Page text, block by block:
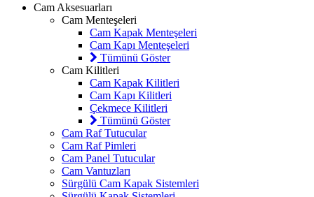
Cam Aksesuarları
Cam Menteşeleri
Cam Kapak Menteşeleri
Cam Kapı Menteşeleri
Tümünü Göster
Cam Kilitleri
Cam Kapak Kilitleri
Cam Kapı Kilitleri
Çekmece Kilitleri
Tümünü Göster
Cam Raf Tutucular
Cam Raf Pimleri
Cam Panel Tutucular
Cam Vantuzları
Sürgülü Cam Kapak Sistemleri